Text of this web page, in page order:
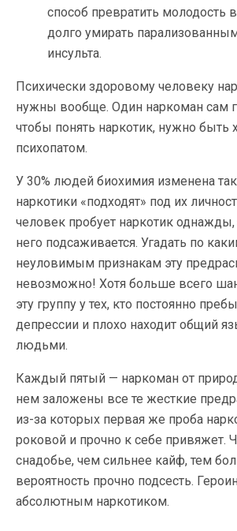
способ превратить молодость
долго умирать
инсульта.
Психически здоровому человеку
нужны вообще. Один наркоман сам
чтобы понять наркотик, нужно быть
психопатом.
У 30% людей биохимия изменена
наркотики «подходят» под их
человек пробует наркотик
него подсаживается. Угадать по
неуловимым признакам эту
невозможно! Хотя больше всего
эту группу у тех, кто постоянно
депрессии и плохо находит общий
людьми.
Каждый пятый — наркоман от
нем заложены все те жесткие
из-за которых первая же проба
роковой и прочно к себе привяжет.
снадобье, чем сильнее кайф, тем
вероятность прочно подсесть.
абсолютным наркотиком.